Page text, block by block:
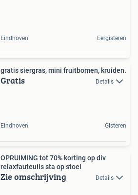
Eindhoven Eergisteren
gratis siergras, mini fruitbomen, kruiden.
Gratis Details
Eindhoven Gisteren
OPRUIMING tot 70% korting op div
relaxfauteuils sta op stoel
Zie omschrijving Details